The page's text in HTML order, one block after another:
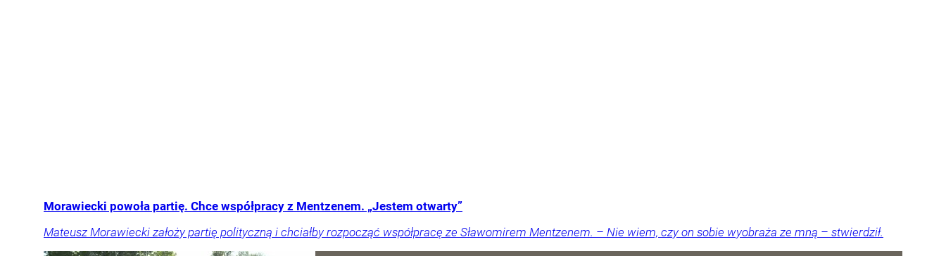
Morawiecki powoła partię. Chce współpracy z Mentzenem. „Jestem otwarty”
Mateusz Morawiecki założy partię polityczną i chciałby rozpocząć współpracę ze Sławomirem Mentzenem. – Nie wiem, czy on sobie wyobraża ze mną – stwierdził.